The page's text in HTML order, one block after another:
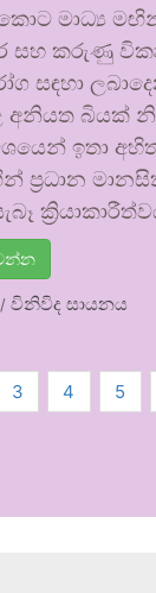
මාධ්‍ය
සහ කරුණු
සඳහා
අනියත බියක්
ඉතා
ප්‍රධාන
/විනිවිද සායනය
3 4 5